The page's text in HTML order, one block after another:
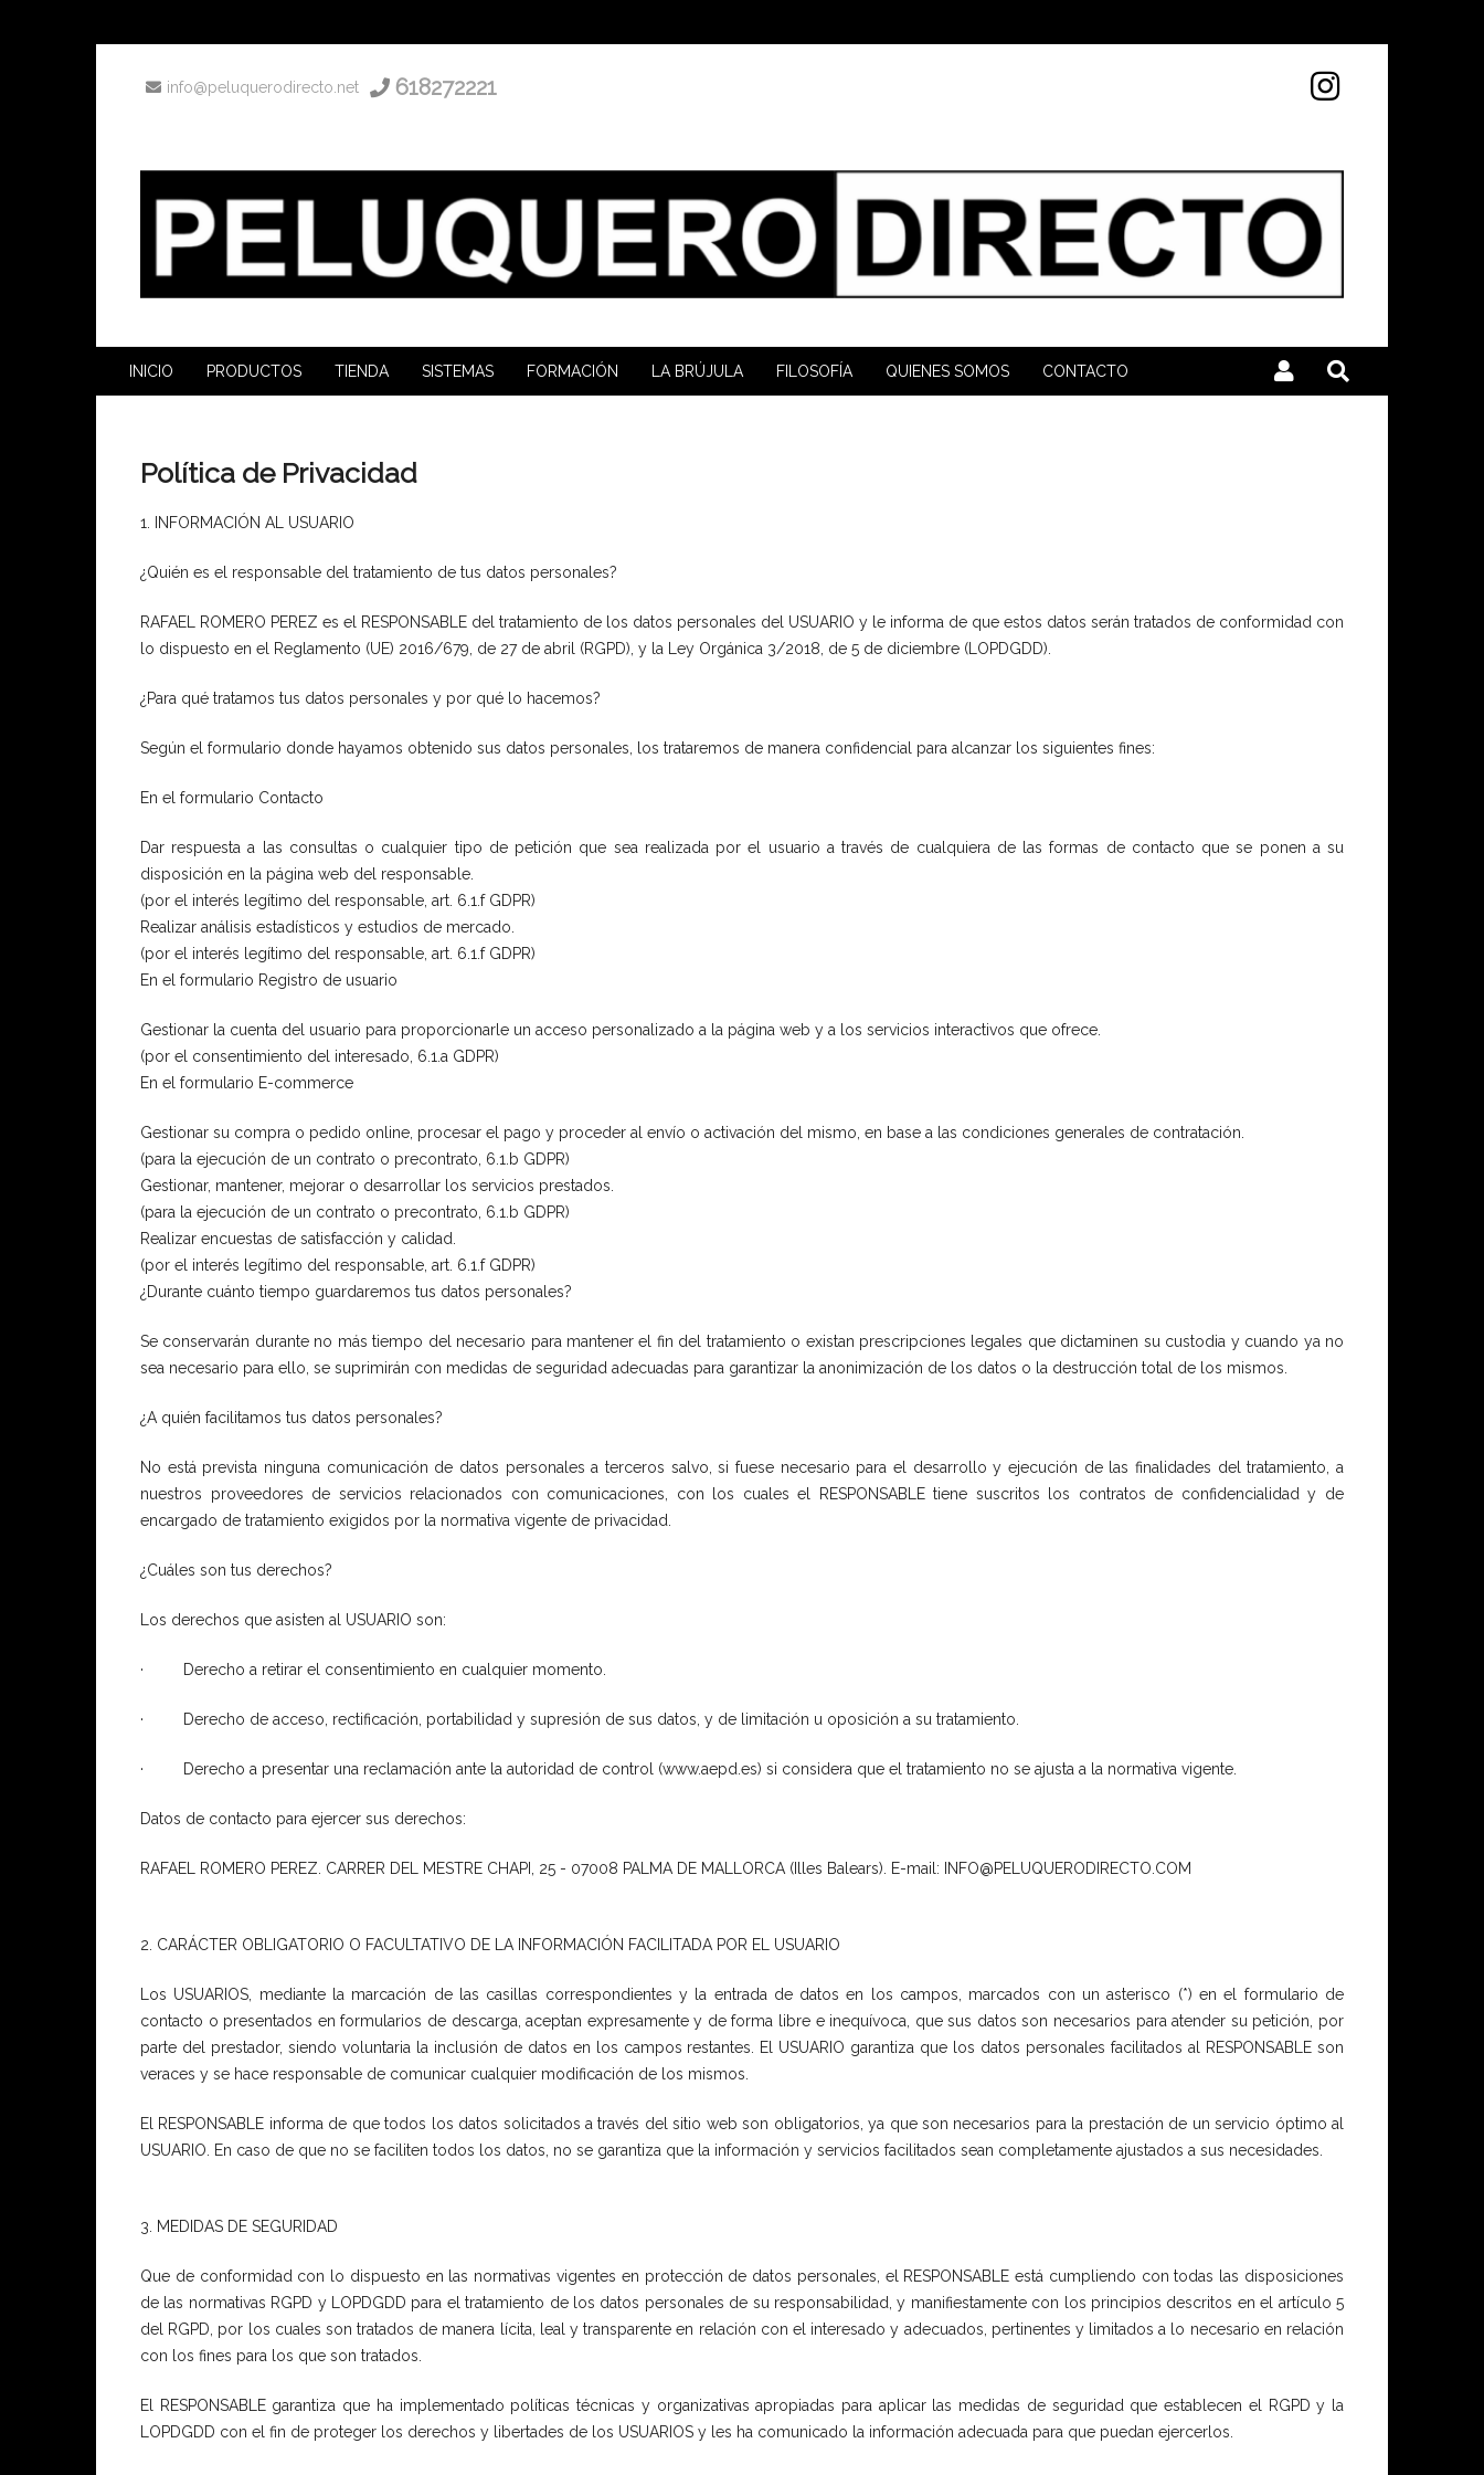
info@peluquerodirecto.net 618272221
INICIO PRODUCTOS TIENDA SISTEMAS FORMACIÓN LA BRÚJULA FILOSOFÍA QUIENES SOMOS CONTACTO
Política de Privacidad
1. INFORMACIÓN AL USUARIO
¿Quién es el responsable del tratamiento de tus datos personales?
RAFAEL ROMERO PEREZ es el RESPONSABLE del tratamiento de los datos personales del USUARIO y le informa de que estos datos serán tratados de conformidad con
lo dispuesto en el Reglamento (UE) 2016/679, de 27 de abril (RGPD), y la Ley Orgánica 3/2018, de 5 de diciembre (LOPDGDD).
¿Para qué tratamos tus datos personales y por qué lo hacemos?
Según el formulario donde hayamos obtenido sus datos personales, los trataremos de manera confidencial para alcanzar los siguientes fines:
En el formulario Contacto
Dar respuesta a las consultas o cualquier tipo de petición que sea realizada por el usuario a través de cualquiera de las formas de contacto que se ponen a su
disposición en la página web del responsable.
(por el interés legítimo del responsable, art. 6.1.f GDPR)
Realizar análisis estadísticos y estudios de mercado.
(por el interés legítimo del responsable, art. 6.1.f GDPR)
En el formulario Registro de usuario
Gestionar la cuenta del usuario para proporcionarle un acceso personalizado a la página web y a los servicios interactivos que ofrece.
(por el consentimiento del interesado, 6.1.a GDPR)
En el formulario E-commerce
Gestionar su compra o pedido online, procesar el pago y proceder al envío o activación del mismo, en base a las condiciones generales de contratación.
(para la ejecución de un contrato o precontrato, 6.1.b GDPR)
Gestionar, mantener, mejorar o desarrollar los servicios prestados.
(para la ejecución de un contrato o precontrato, 6.1.b GDPR)
Realizar encuestas de satisfacción y calidad.
(por el interés legítimo del responsable, art. 6.1.f GDPR)
¿Durante cuánto tiempo guardaremos tus datos personales?
Se conservarán durante no más tiempo del necesario para mantener el fin del tratamiento o existan prescripciones legales que dictaminen su custodia y cuando ya no
sea necesario para ello, se suprimirán con medidas de seguridad adecuadas para garantizar la anonimización de los datos o la destrucción total de los mismos.
¿A quién facilitamos tus datos personales?
No está prevista ninguna comunicación de datos personales a terceros salvo, si fuese necesario para el desarrollo y ejecución de las finalidades del tratamiento, a
nuestros proveedores de servicios relacionados con comunicaciones, con los cuales el RESPONSABLE tiene suscritos los contratos de confidencialidad y de
encargado de tratamiento exigidos por la normativa vigente de privacidad.
¿Cuáles son tus derechos?
Los derechos que asisten al USUARIO son:
· Derecho a retirar el consentimiento en cualquier momento.
· Derecho de acceso, rectificación, portabilidad y supresión de sus datos, y de limitación u oposición a su tratamiento.
· Derecho a presentar una reclamación ante la autoridad de control (www.aepd.es) si considera que el tratamiento no se ajusta a la normativa vigente.
Datos de contacto para ejercer sus derechos:
RAFAEL ROMERO PEREZ. CARRER DEL MESTRE CHAPI, 25 - 07008 PALMA DE MALLORCA (Illes Balears). E-mail: INFO@PELUQUERODIRECTO.COM
2. CARÁCTER OBLIGATORIO O FACULTATIVO DE LA INFORMACIÓN FACILITADA POR EL USUARIO
Los USUARIOS, mediante la marcación de las casillas correspondientes y la entrada de datos en los campos, marcados con un asterisco (*) en el formulario de
contacto o presentados en formularios de descarga, aceptan expresamente y de forma libre e inequívoca, que sus datos son necesarios para atender su petición, por
parte del prestador, siendo voluntaria la inclusión de datos en los campos restantes. El USUARIO garantiza que los datos personales facilitados al RESPONSABLE son
veraces y se hace responsable de comunicar cualquier modificación de los mismos.
El RESPONSABLE informa de que todos los datos solicitados a través del sitio web son obligatorios, ya que son necesarios para la prestación de un servicio óptimo al
USUARIO. En caso de que no se faciliten todos los datos, no se garantiza que la información y servicios facilitados sean completamente ajustados a sus necesidades.
3. MEDIDAS DE SEGURIDAD
Que de conformidad con lo dispuesto en las normativas vigentes en protección de datos personales, el RESPONSABLE está cumpliendo con todas las disposiciones
de las normativas RGPD y LOPDGDD para el tratamiento de los datos personales de su responsabilidad, y manifiestamente con los principios descritos en el artículo 5
del RGPD, por los cuales son tratados de manera lícita, leal y transparente en relación con el interesado y adecuados, pertinentes y limitados a lo necesario en relación
con los fines para los que son tratados.
El RESPONSABLE garantiza que ha implementado políticas técnicas y organizativas apropiadas para aplicar las medidas de seguridad que establecen el RGPD y la
LOPDGDD con el fin de proteger los derechos y libertades de los USUARIOS y les ha comunicado la información adecuada para que puedan ejercerlos.